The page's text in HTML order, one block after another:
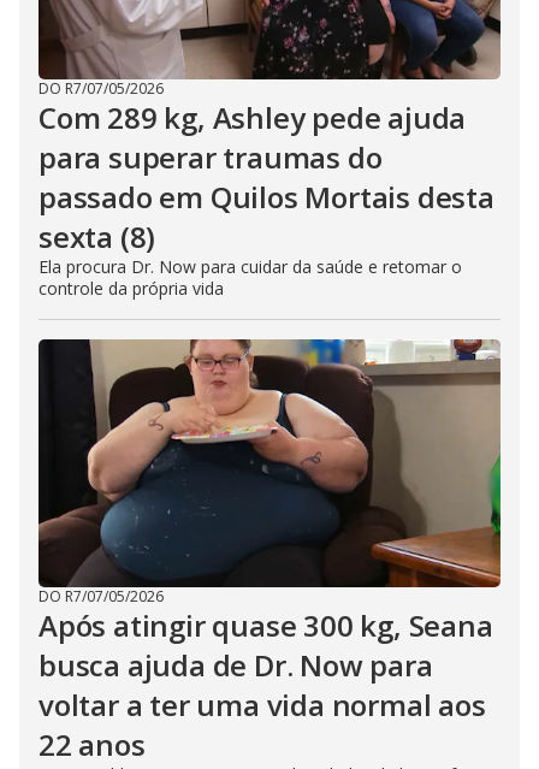
DO R7/07/05/2026
Com 289 kg, Ashley pede ajuda
para superar traumas do
passado em Quilos Mortais desta
sexta (8)
Ela procura Dr. Now para cuidar da saúde e retomar o
controle da própria vida
DO R7/07/05/2026
Após atingir quase 300 kg, Seana
busca ajuda de Dr. Now para
voltar a ter uma vida normal aos
22 anos